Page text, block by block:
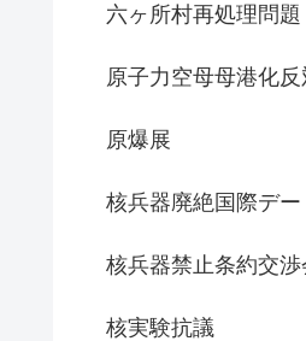
六ヶ所村再処理問題
原子力空母母港化反
原爆展
核兵器廃絶国際デー
核兵器禁止条約交渉
核実験抗議